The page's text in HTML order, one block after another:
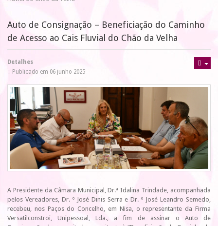
Auto de Consignação – Beneficiação do Caminho
de Acesso ao Cais Fluvial do Chão da Velha
Detalhes
Publicado em 06 junho 2025
A Presidente da Câmara Municipal, Dr.ª Idalina Trindade, acompanhada
pelos Vereadores, Dr. º José Dinis Serra e Dr. º José Leandro Semedo,
recebeu, nos Paços do Concelho, em Nisa, o representante da Firma
Versatilconstroi, Unipessoal, Lda., a fim de assinar o Auto de